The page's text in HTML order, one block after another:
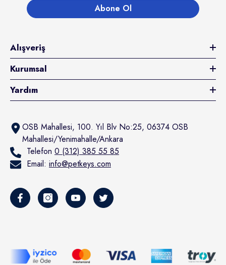
Abone Ol
Alışveriş
Kurumsal
Yardım
OSB Mahallesi, 100. Yıl Blv No:25, 06374 OSB
Mahallesi/Yenimahalle/Ankara
Telefon 0 (312) 385 55 85
Email: info@petkeys.com